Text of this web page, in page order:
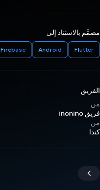
مصمَّم بالاستناد إلى
Flutter
Android
Firebase
الفريق
من
فريق inonino
من
كندا